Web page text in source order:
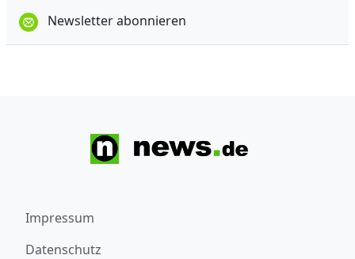
Newsletter abonnieren
Impressum
Datenschutz